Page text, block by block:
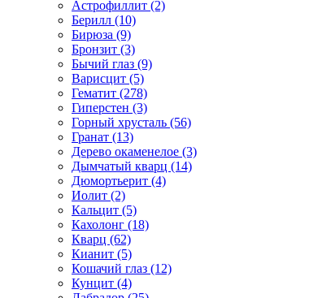
Астрофиллит (2)
Берилл (10)
Бирюза (9)
Бронзит (3)
Бычий глаз (9)
Варисцит (5)
Гематит (278)
Гиперстен (3)
Горный хрусталь (56)
Гранат (13)
Дерево окаменелое (3)
Дымчатый кварц (14)
Дюмортьерит (4)
Иолит (2)
Кальцит (5)
Кахолонг (18)
Кварц (62)
Кианит (5)
Кошачий глаз (12)
Кунцит (4)